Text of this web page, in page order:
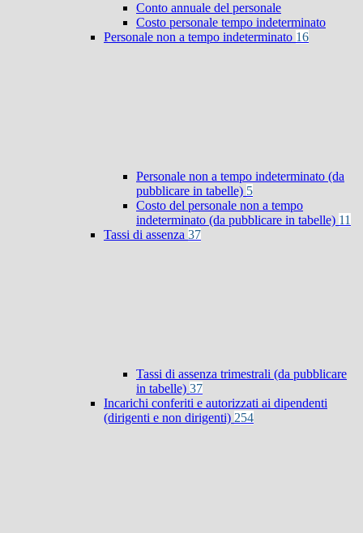
Conto annuale del personale
Costo personale tempo indeterminato
Personale non a tempo indeterminato 16
Personale non a tempo indeterminato (da
pubblicare in tabelle) 5
Costo del personale non a tempo
indeterminato (da pubblicare in tabelle) 11
Tassi di assenza 37
Tassi di assenza trimestrali (da pubblicare
in tabelle) 37
Incarichi conferiti e autorizzati ai dipendenti
(dirigenti e non dirigenti) 254